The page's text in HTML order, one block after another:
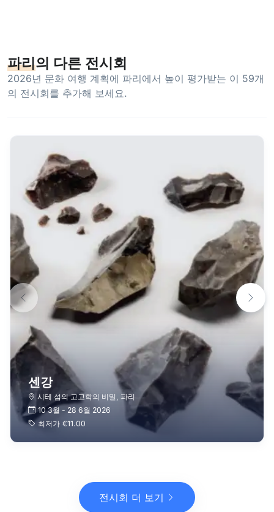
파리의 다른 전시회
2026년 문화 여행 계획에 파리에서 높이 평가받는 이 59개
의 전시회를 추가해 보세요.
센강
시테 섬의 고고학의 비밀
파리
10 3월 - 28 6월 2026
최저가 €11.00
전시회 더 보기